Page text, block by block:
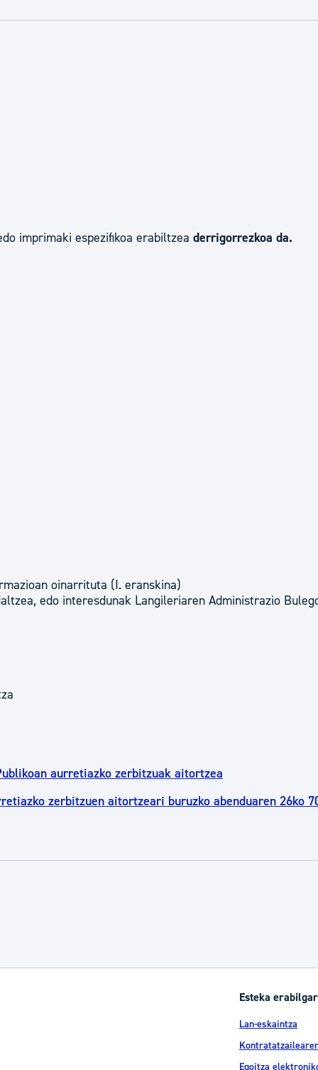
Turismoa
imprimaki espezifikoa erabiltzea derrigorrezkoa da.
oinarrituta (I. eranskina)
edo interesdunak Langileriaren Administrazio
aurretiazko zerbitzuak aitortzea
zerbitzuen aitortzeari buruzko abenduaren 26ko
Esteka
Lan-eskaintza
Egoitza